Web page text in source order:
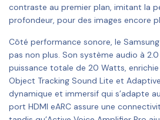
contraste au premier plan, imitant la
profondeur, pour des images encore
Côté performance sonore, le
pas non plus. Son système audio à
puissance totale de 20 Watts,
Object Tracking Sound Lite et
dynamique et immersif qui s’adapte
port HDMI eARC assure une